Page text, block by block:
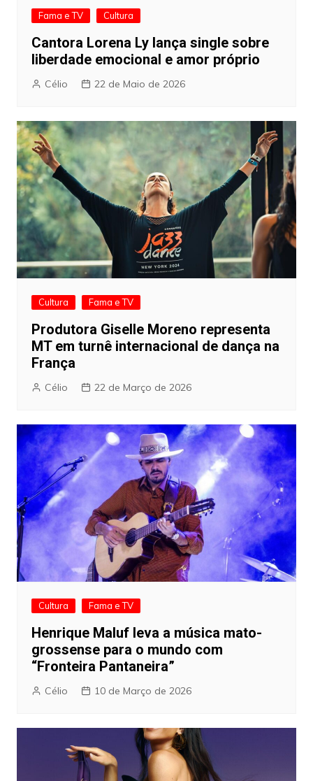
Fama e TV Cultura
Cantora Lorena Ly lança single sobre
liberdade emocional e amor próprio
Célio 22 de Maio de 2026
Cultura Fama e TV
Produtora Giselle Moreno representa
MT em turnê internacional de dança na
França
Célio 22 de Março de 2026
Cultura Fama e TV
Henrique Maluf leva a música mato-
grossense para o mundo com
“Fronteira Pantaneira”
Célio 10 de Março de 2026